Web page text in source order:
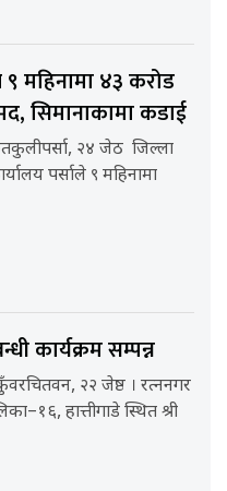
९ महिनामा ४३ करोड
सिमानाकामा कडाई
२४ जेठ जिल्ला
पर्साले ९ महिनामा
कार्यक्रम सम्पन्न
२२ जेष्ठ । रत्ननगर
हात्तीगाडे स्थित श्री